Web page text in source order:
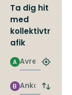
Ta dig hit
med
kollektivtr
afik
Avresa
A
Hitta
Ankomst
B
Byt